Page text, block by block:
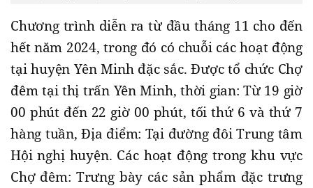
Chương trình diễn ra từ đầu tháng 11 cho đến
hết năm 2024, trong đó có chuỗi các hoạt động
tại huyện Yên Minh đặc sắc. Được tổ chức Chợ
đêm tại thị trấn Yên Minh, thời gian: Từ 19 giờ
00 phút đến 22 giờ 00 phút, tối thứ 6 và thứ 7
hàng tuần, Địa điểm: Tại đường đôi Trung tâm
Hội nghị huyện. Các hoạt động trong khu vực
Chợ đêm: Trưng bày các sản phẩm đặc trưng